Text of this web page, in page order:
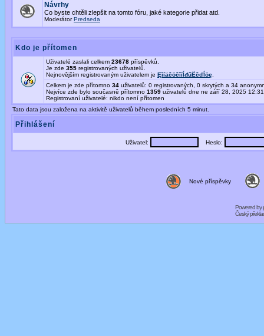
Návrhy
Co byste chtěli zlepšit na tomto fóru, jaké kategorie přidat atd.
ModerátorPredseda
Kdo je přítomen
Uživatelé zaslali celkem 23678 příspěvků.
Je zde 355 registrovaných uživatelů.
Nejnovějším registrovaným uživatelem je ĘîíäčöčîíĺđűËčďĺöę
Celkem je zde přítomno 34 uživatelů: 0 registrovaných, 0 skrytých a 34
Nejvíce zde bylo současně přítomno 1359 uživatelů dne ne září 28, 2025
Registrovaní uživatelé: nikdo není přítomen
Tato data jsou založena na aktivitě uživatelů během posledních 5 minut.
Přihlášení
Uživatel: Heslo:
Nové příspěvky
Powered by
Český